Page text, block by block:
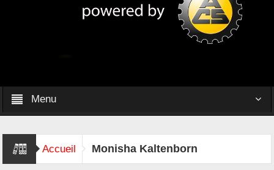
Menu
Accueil Monisha Kaltenborn